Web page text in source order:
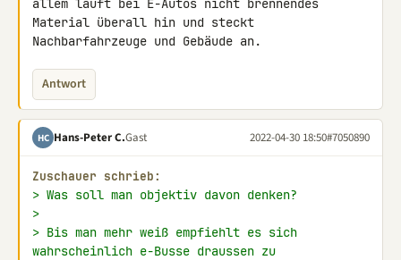
allem läuft bei E-Autos nicht brennendes
Material überall hin und steckt
Nachbarfahrzeuge und Gebäude an.
Antwort
HC Hans-Peter C.Gast 2022-04-30 18:50#7050890
Zuschauer schrieb:
> Was soll man objektiv davon denken?
>
> Bis man mehr weiß empfiehlt es sich
wahrscheinlich e-Busse draussen zu